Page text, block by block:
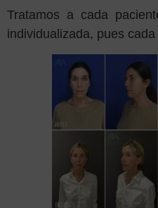
Tratamos a cada
individualizada, pues